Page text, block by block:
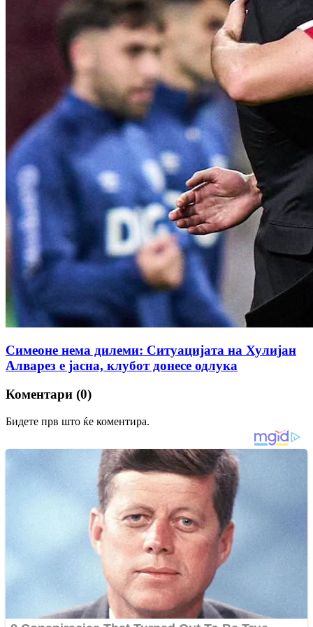
Симеоне нема дилеми: Ситуацијата на Хулијан
Алварез е јасна, клубот донесе одлука
Коментари (0)
Бидете прв што ќе коментира.